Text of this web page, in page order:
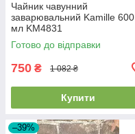
Чайник чавунний
заварювальний Kamille 600
мл KM4831
Готово до відправки
750 ₴ 1 082 ₴
Купити
–39%